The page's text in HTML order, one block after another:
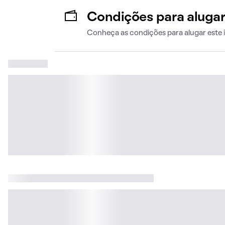
Condições para alugar
Conheça as condições para alugar este